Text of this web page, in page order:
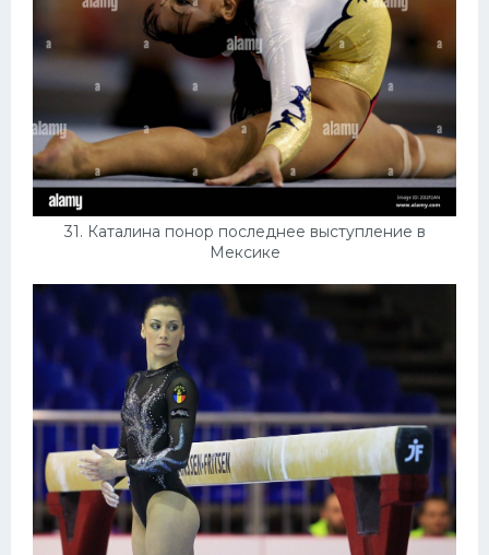
31. Каталина понор последнее выступление в
Мексике